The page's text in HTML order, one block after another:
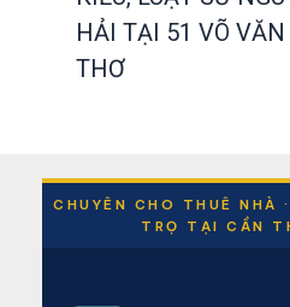
HẢI TẠI 51 VÕ
THƠ
CHUYÊN CHO THUÊ NHÀ
TRỌ TẠI CẦN